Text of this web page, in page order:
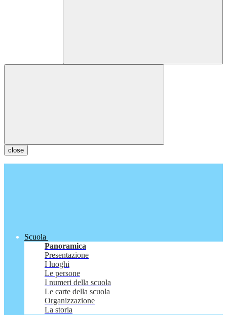
close
Scuola
Panoramica
Presentazione
I luoghi
Le persone
I numeri della scuola
Le carte della scuola
Organizzazione
La storia